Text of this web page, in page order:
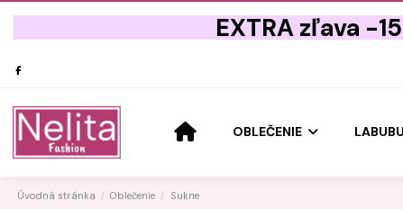
EXTRA zľava -
OBLEČENIE LABUBU
Úvodná stránka Oblečenie Sukne